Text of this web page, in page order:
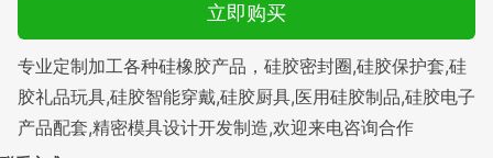
立即购买
专业定制加工各种硅橡胶产品，硅胶密封圈,硅胶保护套,硅
胶礼品玩具,硅胶智能穿戴,硅胶厨具,医用硅胶制品,硅胶电子
产品配套,精密模具设计开发制造,欢迎来电咨询合作